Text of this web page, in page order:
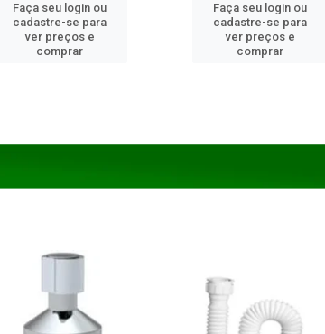
Faça seu login ou
cadastre-se para
ver preços e
comprar
Faça seu login ou
cadastre-se para
ver preços e
comprar